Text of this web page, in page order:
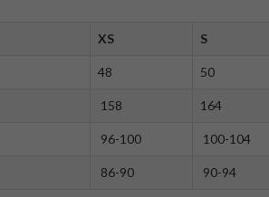
XS S
48 50
158 164
96-100 100-104
86-90 90-94